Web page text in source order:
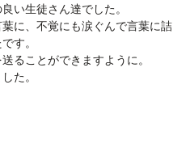
い生徒さん達でした。
に、不覚にも涙ぐんで言葉に詰
す。
ることができますように。
た。